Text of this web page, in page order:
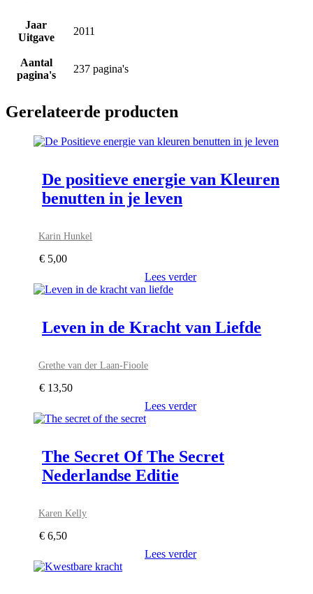
Jaar
Uitgave
2011
Aantal
pagina's
237 pagina's
Gerelateerde producten
De positieve energie van Kleuren
benutten in je leven
Karin Hunkel
€ 5,00
Lees verder
Leven in de Kracht van Liefde
Grethe van der Laan-Fioole
€ 13,50
Lees verder
The Secret Of The Secret
Nederlandse Editie
Karen Kelly
€ 6,50
Lees verder